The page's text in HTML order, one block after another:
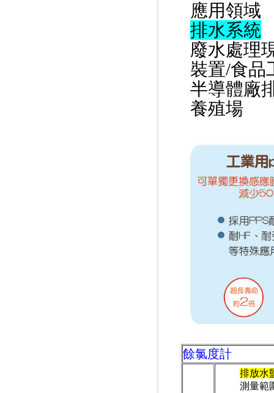
應用領域
排水系統
廢水處理
裝置/食品
半導體廠
養殖場
餘氯度計
排放水
測量範